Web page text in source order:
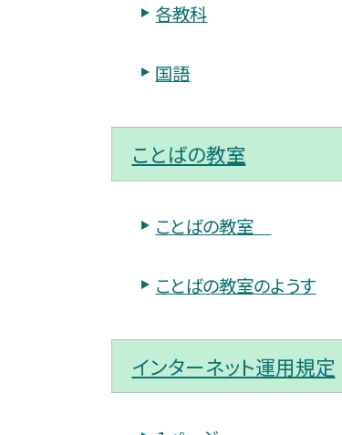
各教科
国語
ことばの教室
ことばの教室
ことばの教室のようす
インターネット運用規定